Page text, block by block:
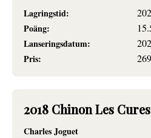
Lagringstid:
Poäng:
Lanseringsdatum:
Pris:
2018 Chinon Les Cures
Charles Joguet